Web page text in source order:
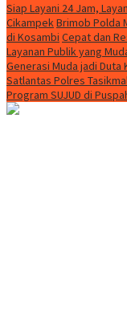
Siap Layani 24 Jam,
CikampekBrimob Polda
di Kosambi Cepat dan
Layanan Publik yang
Generasi Muda jadi Duta
Satlantas Polres
Program SUJUD di